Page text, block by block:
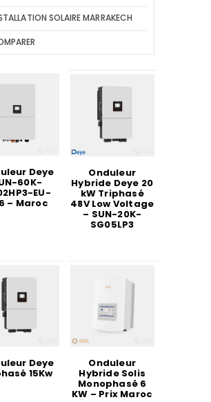
SOLAIRE MARRAKECH
Deye
60K-
EU-
– Maroc
Onduleur
Hybride Deye 20
kW Triphasé
48V Low Voltage
– SUN-20K-
SG05LP3
Deye
15Kw
Onduleur
Hybride Solis
Monophasé 6
KW – Prix Maroc